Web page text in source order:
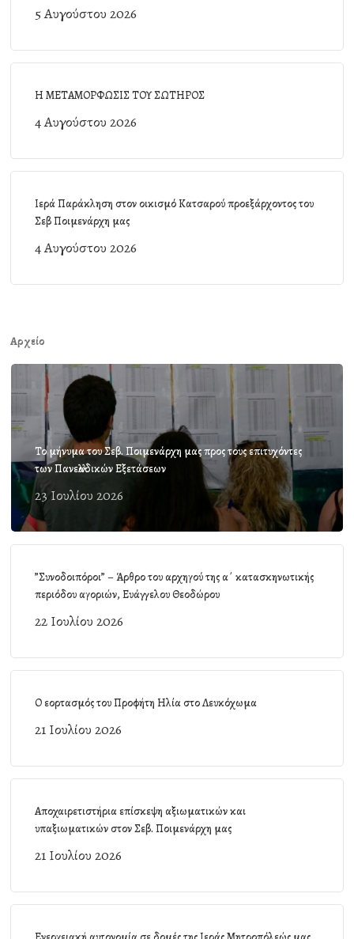
5 Αυγούστου 2026
Η ΜΕΤΑΜΟΡΦΩΣΙΣ ΤΟΥ ΣΩΤΗΡΟΣ
4 Αυγούστου 2026
Ιερά Παράκληση στον οικισμό Κατσαρού προεξάρχοντος του
Σεβ Ποιμενάρχη μας
4 Αυγούστου 2026
Αρχείο
Το μήνυμα του Σεβ. Ποιμενάρχη μας προς τους επιτυχόντες
των Πανελλαδικών Εξετάσεων
23 Ιουλίου 2026
”Συνοδοιπόροι” – Άρθρο του αρχηγού της α΄ κατασκηνωτικής
περιόδου αγοριών, Ευάγγελου Θεοδώρου
22 Ιουλίου 2026
Ο εορτασμός του Προφήτη Ηλία στο Λευκόχωμα
21 Ιουλίου 2026
Αποχαιρετιστήρια επίσκεψη αξιωματικών και
υπαξιωματικών στον Σεβ. Ποιμενάρχη μας
21 Ιουλίου 2026